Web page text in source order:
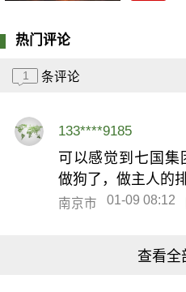
热门评论
1 条评论
133****9185
可以感觉到七国集
做狗了，做主人的
南京市 01-09 08:12
查看全